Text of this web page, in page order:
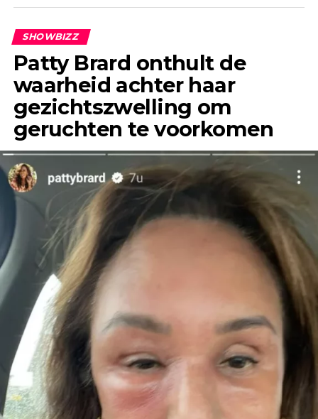
geruchten al jaren geleden de ronde deden.
“Het enige wat ik jaren geleden, toen ik Jeroen
nog helemaal niet kende, wel eens had gehoord,
was dat hij een flirt was en altijd ontrouw was,”
vertelt Anouk in gesprek met &C.
SHOWBIZZ
Patty Brard onthult de
waarheid achter haar
gezichtszwelling om
geruchten te voorkomen